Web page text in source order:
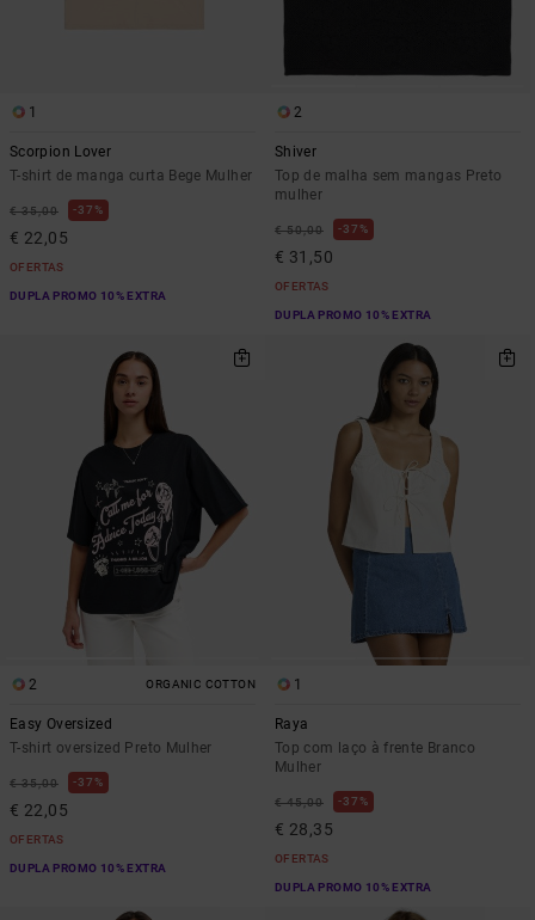
1
Scorpion Lover
T-shirt de manga curta Bege Mulher
€ 35,00 37%
€ 22,05
OFERTAS
DUPLA PROMO 10% EXTRA
2
Shiver
Top de malha sem mangas Preto
mulher
€ 50,00 37%
€ 31,50
OFERTAS
DUPLA PROMO 10% EXTRA
2 ORGANIC COTTON
Easy Oversized
T-shirt oversized Preto Mulher
€ 35,00 37%
€ 22,05
OFERTAS
DUPLA PROMO 10% EXTRA
1
Raya
Top com laço à frente Branco
Mulher
€ 45,00 37%
€ 28,35
OFERTAS
DUPLA PROMO 10% EXTRA